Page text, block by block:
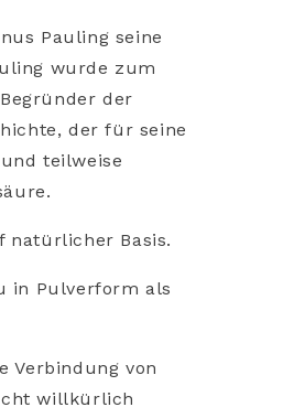
Pauling seine
wurde zum
der
der für seine
teilweise
natürlicher Basis.
in Pulverform als
Verbindung von
willkürlich